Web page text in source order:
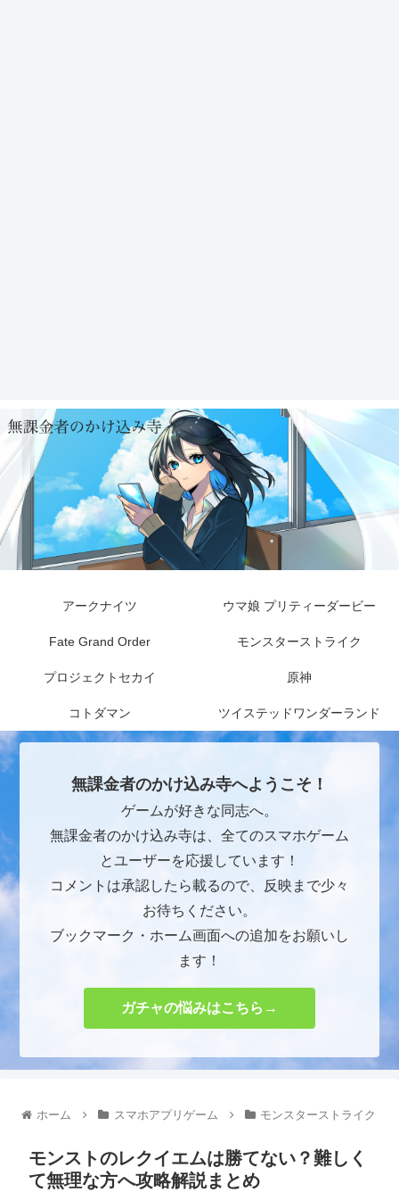
アークナイツ ウマ娘 プリティーダービー
Fate Grand Order モンスターストライク
プロジェクトセカイ 原神
コトダマン ツイステッドワンダーランド
無課金者のかけ込み寺へようこそ！
ゲームが好きな同志へ。
無課金者のかけ込み寺は、全てのスマホゲーム
とユーザーを応援しています！
コメントは承認したら載るので、反映まで少々
お待ちください。
ブックマーク・ホーム画面への追加をお願いし
ます！
ガチャの悩みはこちら→
ホーム スマホアプリゲーム モンスターストライク
モンストのレクイエムは勝てない？難しく
て無理な方へ攻略解説まとめ